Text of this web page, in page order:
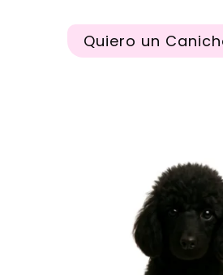
Quiero un